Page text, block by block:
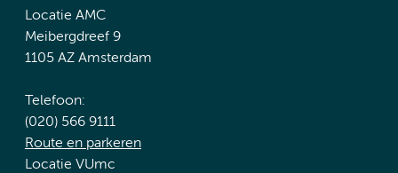
Locatie AMC
Meibergdreef 9
1105 AZ Amsterdam
Telefoon:
(020) 566 9111
Route en parkeren
Locatie VUmc